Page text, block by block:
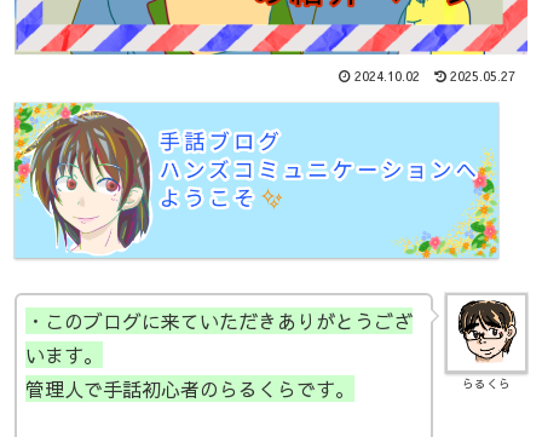
2024.10.02 2025.05.27
らるくら
・このブログに来ていただきありがとうござ
います。
管理人で手話初心者のらるくらです。